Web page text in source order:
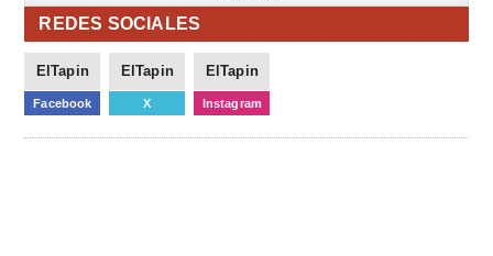
REDES SOCIALES
ElTapin
Facebook
ElTapin
X
ElTapin
Instagram